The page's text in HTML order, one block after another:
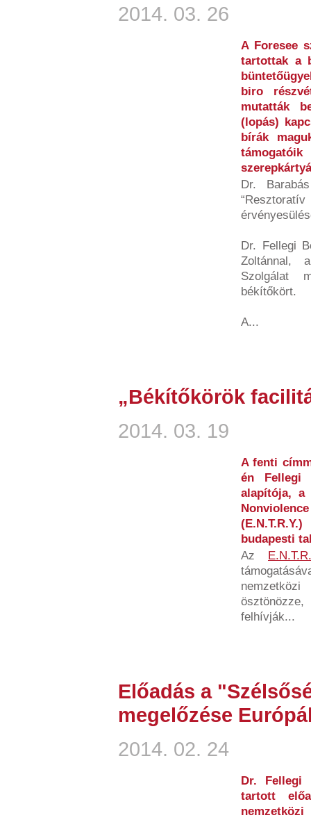
2014. 03. 26
A Foresee
tartottak a
biro
mutatták
(lopás)
bírák
Dr.
Dr. Fellegi
Zoltánnal,
Szolgálat
békítőkört.
A...
„Békítőkörök
2014. 03. 19
A fenti
én Fellegi
alapítója, a
budapesti
Az
felhívják...
Előadás a
megelőzése
2014. 02. 24
Dr. Fellegi
tartott